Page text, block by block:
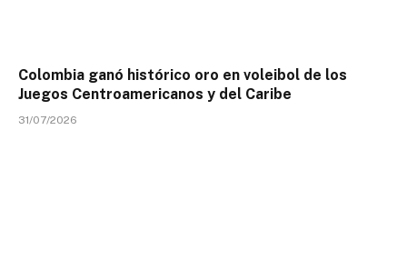
Colombia ganó histórico oro en voleibol de los
Juegos Centroamericanos y del Caribe
31/07/2026